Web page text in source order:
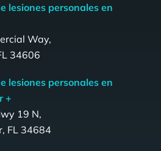
lesiones personales en
Way,
34606
lesiones personales en
+
19 N,
FL 34684